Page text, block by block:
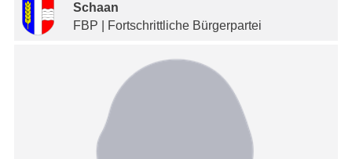
Schaan
FBP | Fortschrittliche Bürgerpartei